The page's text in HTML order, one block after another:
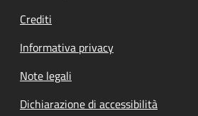
Crediti
Informativa privacy
Note legali
Dichiarazione di accessibilità